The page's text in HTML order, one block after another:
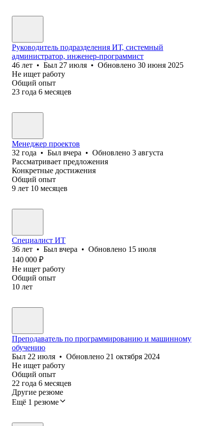
Руководитель подразделения ИТ, системный
администратор, инженер-программист
46 лет • Был 27 июля • Обновлено 30 июня 2025
Не ищет работу
Общий опыт
23 года 6 месяцев
Менеджер проектов
32 года • Был вчера • Обновлено 3 августа
Рассматривает предложения
Конкретные достижения
Общий опыт
9 лет 10 месяцев
Специалист ИТ
36 лет • Был вчера • Обновлено 15 июля
140 000 ₽
Не ищет работу
Общий опыт
10 лет
Преподаватель по программированию и машинному
обучению
Был 22 июля • Обновлено 21 октября 2024
Не ищет работу
Общий опыт
22 года 6 месяцев
Другие резюме
Ещё 1 резюме